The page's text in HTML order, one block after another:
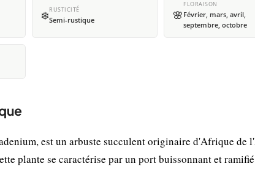
❄️RUSTICITÉ
Semi-rustique 🌸
FLORAISON
Février, mars, avril,
septembre, octobre
est un arbuste succulent originaire d'Afrique de
plante se caractérise par un port buissonnant et